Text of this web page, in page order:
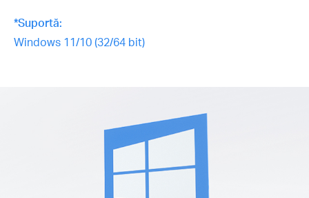
*Suportă:
Windows 11/10 (32/64 bit)